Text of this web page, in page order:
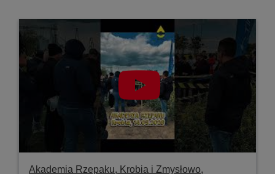
Akademia Rzepaku, Krobia i Zmysłowo,